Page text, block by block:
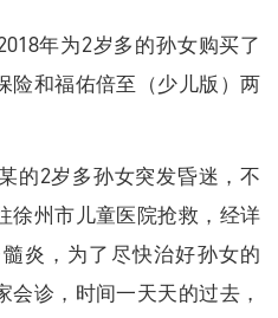
年为2岁多的孙女购买了
险和福佑倍至（少儿版）两
的2岁多孙女突发昏迷，不
徐州市儿童医院抢救，经详
炎 ， 为了尽快治好孙女的
会诊 ， 时间一天天的过去，